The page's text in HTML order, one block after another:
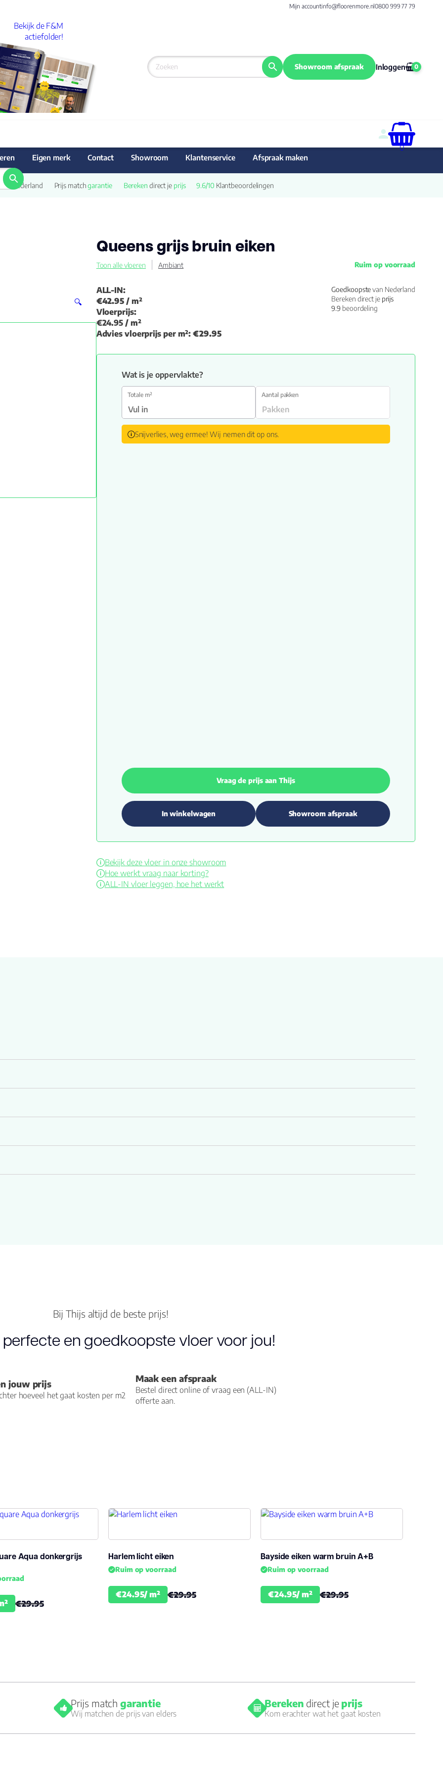
Mijn accountinfo@floorenmore.nl0800 999 77 79
Bekijk de F&M
actiefolder!
Showroom afspraak Inloggen 0
0
Eigen merk Contact Showroom Klantenservice Afspraak maken
van Nederland Prijs match garantie Bereken direct je prijs 9.6/10 Klantbeoordelingen
🔍
Queens grijs bruin eiken
Toon alle vloeren Ambiant Ruim op voorraad
ALL-IN:
€42.95 / m²
Vloerprijs:
€24.95 / m²
Advies vloerprijs per m²: €29.95
Goedkoopstevan Nederland
Bereken direct je prijs
9.9 beoordeling
Wat is je oppervlakte?
Totale m² Aantal pakken
Snijverlies, weg ermee! Wij nemen dit op ons.
Vraag de prijs aan Thijs
In winkelwagen Showroom afspraak
Bekijk deze vloer in onze showroom
Hoe werkt vraag naar korting?
ALL-IN vloer leggen, hoe het werkt
27 °C
Bij Thijs altijd de beste prijs!
en goedkoopste vloer voor jou!
jouw prijs
hoeveel het gaat kosten per m2
Maak een afspraak
Bestel direct online of vraag een (ALL-IN)
offerte aan.
Aqua donkergrijs
€29.95
Harlem licht eiken
Ruim op voorraad
€24.95/ m² €29.95
Bayside eiken warm bruin A+B
Ruim op voorraad
€24.95/ m² €29.95
Prijs matchgarantie
Wij matchen de prijs van elders
Bereken direct je prijs
Kom erachter wat het gaat kosten